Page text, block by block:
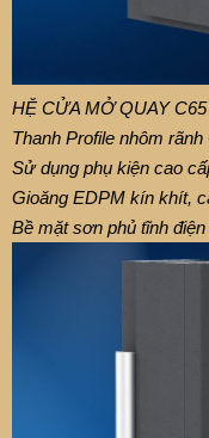
HỆ CỬA MỞ QUAY C65
Thanh Profile nhôm
Sử dụng phụ kiện cao
Gioăng EDPM kín khít,
Bề mặt sơn phủ tĩnh